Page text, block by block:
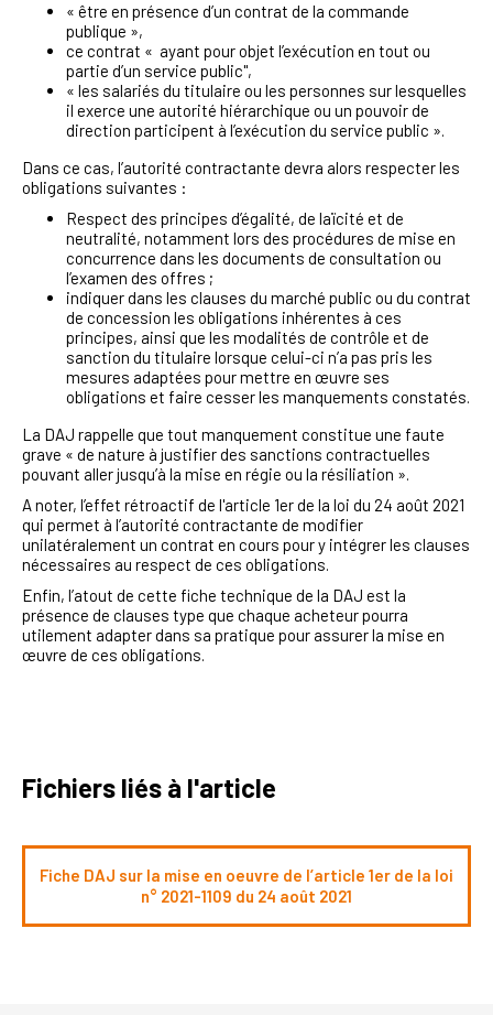
« être en présence d’un contrat de la commande
publique »,
ce contrat « ayant pour objet l’exécution en tout ou
partie d’un service public",
« les salariés du titulaire ou les personnes sur lesquelles
il exerce une autorité hiérarchique ou un pouvoir de
direction participent à l’exécution du service public ».
Dans ce cas, l’autorité contractante devra alors respecter les
obligations suivantes :
Respect des principes d’égalité, de laïcité et de
neutralité, notamment lors des procédures de mise en
concurrence dans les documents de consultation ou
l’examen des offres ;
indiquer dans les clauses du marché public ou du contrat
de concession les obligations inhérentes à ces
principes, ainsi que les modalités de contrôle et de
sanction du titulaire lorsque celui-ci n’a pas pris les
mesures adaptées pour mettre en œuvre ses
obligations et faire cesser les manquements constatés.
La DAJ rappelle que tout manquement constitue une faute
grave « de nature à justifier des sanctions contractuelles
pouvant aller jusqu’à la mise en régie ou la résiliation ».
A noter, l’effet rétroactif de l'article 1er de la loi du 24 août 2021
qui permet à l’autorité contractante de modifier
unilatéralement un contrat en cours pour y intégrer les clauses
nécessaires au respect de ces obligations.
Enfin, l’atout de cette fiche technique de la DAJ est la
présence de clauses type que chaque acheteur pourra
utilement adapter dans sa pratique pour assurer la mise en
œuvre de ces obligations.
Fichiers liés à l'article
Fiche DAJ sur la mise en oeuvre de l’article 1er de la loi
n° 2021-1109 du 24 août 2021